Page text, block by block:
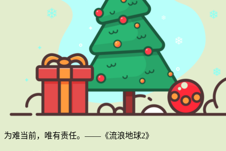
为难当前，唯有责任。——《流浪地球2》